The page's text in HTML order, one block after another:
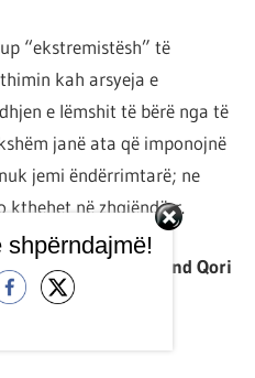
“ekstremistësh” të
kah arsyeja e
e lëmshit të bërë nga të
janë ata që imponojnë
jemi ëndërrimtarë; ne
kthehet në zhgjëndërr.
E përktheu Arlind Qori
shpërndajmë!